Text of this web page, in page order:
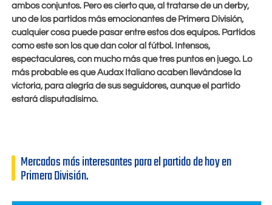
ambos conjuntos. Pero es cierto que, al tratarse de un derby,
uno de los partidos más emocionantes de Primera División,
cualquier cosa puede pasar entre estos dos equipos. Partidos
como este son los que dan color al fútbol. Intensos,
espectaculares, con mucho más que tres puntos en juego. Lo
más probable es que Audax Italiano acaben llevándose la
victoria, para alegría de sus seguidores, aunque el partido
estará disputadísimo.
Mercados más interesantes para el partido de hoy en
Primera División.